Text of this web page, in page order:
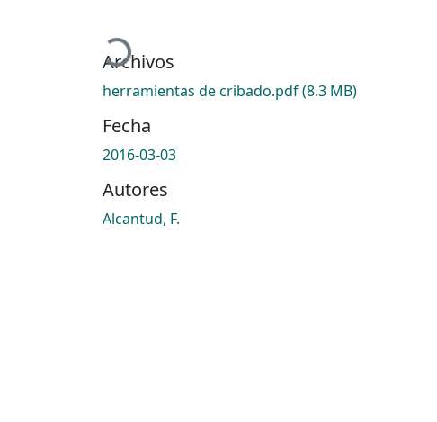
Cargando...
Archivos
herramientas de cribado.pdf(8.3 MB)
Fecha
2016-03-03
Autores
Alcantud, F.